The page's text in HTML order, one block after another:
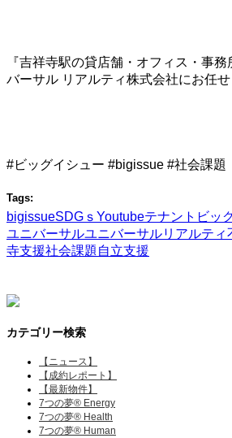
『吉祥寺駅の貸店舗・オフィス・事
バーサル リアルティ株式会社にお任せ
#ビッグイシュー #bigissue #社会課題
Tags:
bigissueSDGｓ Youtubeテナント ビッ
ユニバーサルユニバーサルリアルティ
寺支援社会課題 自立支援
カテゴリー検索
【ニュース】
【成約レポート】
【最新物件】
7つの夢® Energy
7つの夢® Health
7つの夢® Human